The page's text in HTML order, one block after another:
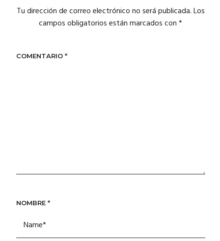
Tu dirección de correo electrónico no será publicada.Los
campos obligatorios están marcados con*
COMENTARIO *
NOMBRE *